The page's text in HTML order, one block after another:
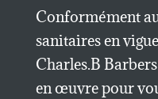
Conformément
sanitaires en
Charles.B
en œuvre pour